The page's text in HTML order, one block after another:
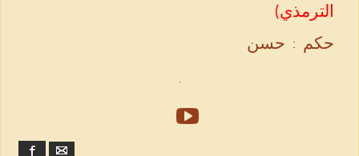
الترمذي)
حكم : حسن
Facebook